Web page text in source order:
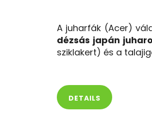
A juharfák (Acer)
dézsás japán
sziklakert) és a
DETAILS